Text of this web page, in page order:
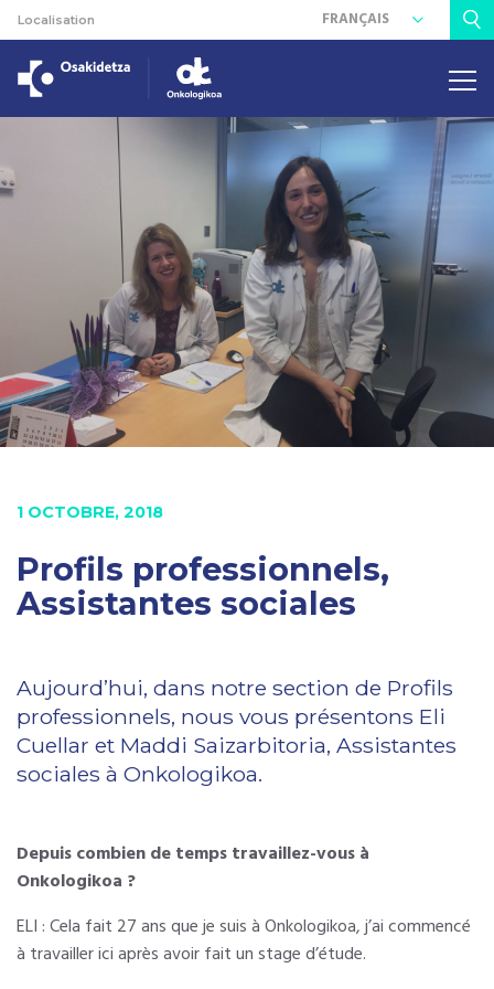
Localisation FRANÇAIS
Rechercher :
1 OCTOBRE, 2018
Profils professionnels,
Assistantes sociales
Aujourd’hui, dans notre section de Profils
professionnels, nous vous présentons Eli
Cuellar et Maddi Saizarbitoria, Assistantes
sociales à Onkologikoa.
Depuis combien de temps travaillez-vous à
Onkologikoa ?
ELI : Cela fait 27 ans que je suis à Onkologikoa, j’ai commencé
à travailler ici après avoir fait un stage d’étude.